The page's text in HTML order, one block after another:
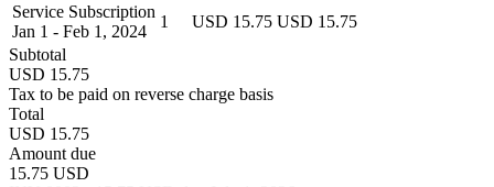
Service Subscription
Jan 1 - Feb 1, 2024
1 USD 15.75 USD 15.75
Subtotal
USD 15.75
Tax to be paid on reverse charge basis
Total
USD 15.75
Amount due
15.75 USD